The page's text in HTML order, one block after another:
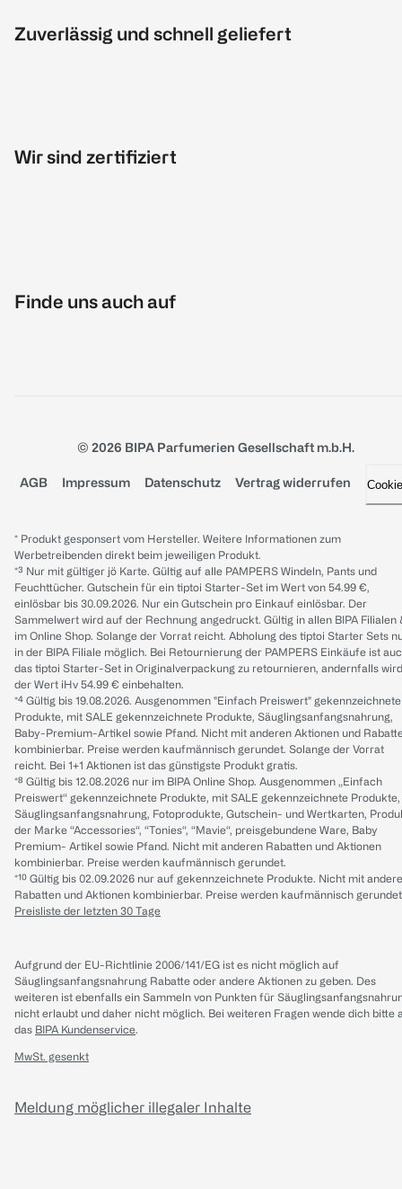
Zuverlässig und schnell geliefert
Wir sind zertifiziert
Finde uns auch auf
© 2026 BIPA Parfumerien Gesellschaft m.b.H.
AGB Impressum Datenschutz Vertrag widerrufen
* Produkt gesponsert vom Hersteller. Weitere Informationen zum
Werbetreibenden direkt beim jeweiligen Produkt.
*³ Nur mit gültiger jö Karte. Gültig auf alle PAMPERS Windeln, Pants und
Feuchttücher. Gutschein für ein tiptoi Starter-Set im Wert von 54.99 €,
einlösbar bis 30.09.2026. Nur ein Gutschein pro Einkauf einlösbar. Der
Sammelwert wird auf der Rechnung angedruckt. Gültig in allen BIPA Filialen
im Online Shop. Solange der Vorrat reicht. Abholung des tiptoi Starter Sets
in der BIPA Filiale möglich. Bei Retournierung der PAMPERS Einkäufe ist
das tiptoi Starter-Set in Originalverpackung zu retournieren, andernfalls wird
der Wert iHv 54.99 € einbehalten.
*⁴ Gültig bis 19.08.2026. Ausgenommen "Einfach Preiswert" gekennzeichnete
Produkte, mit SALE gekennzeichnete Produkte, Säuglingsanfangsnahrung,
Baby-Premium-Artikel sowie Pfand. Nicht mit anderen Aktionen und
kombinierbar. Preise werden kaufmännisch gerundet. Solange der Vorrat
reicht. Bei 1+1 Aktionen ist das günstigste Produkt gratis.
*⁸ Gültig bis 12.08.2026 nur im BIPA Online Shop. Ausgenommen „Einfach
Preiswert“ gekennzeichnete Produkte, mit SALE gekennzeichnete Produkte,
Säuglingsanfangsnahrung, Fotoprodukte, Gutschein- und Wertkarten,
der Marke “Accessories“, “Tonies“, “Mavie“, preisgebundene Ware, Baby
Premium- Artikel sowie Pfand. Nicht mit anderen Rabatten und Aktionen
kombinierbar. Preise werden kaufmännisch gerundet.
*¹⁰ Gültig bis 02.09.2026 nur auf gekennzeichnete Produkte. Nicht mit
Rabatten und Aktionen kombinierbar. Preise werden kaufmännisch
Preisliste der letzten 30 Tage
Aufgrund der EU-Richtlinie 2006/141/EG ist es nicht möglich auf
Säuglingsanfangsnahrung Rabatte oder andere Aktionen zu geben. Des
weiteren ist ebenfalls ein Sammeln von Punkten für
nicht erlaubt und daher nicht möglich. Bei weiteren Fragen wende dich bitte
das BIPA Kundenservice.
MwSt. gesenkt
Meldung möglicher illegaler Inhalte